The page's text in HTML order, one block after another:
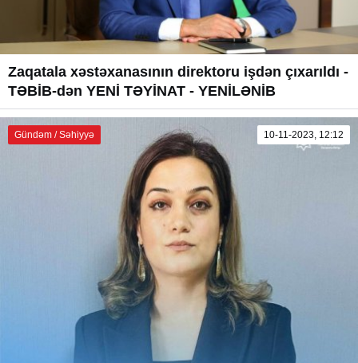
Zaqatala xəstəxanasının direktoru işdən çıxarıldı -
TƏBİB-dən YENİ TƏYİNAT - YENİLƏNİB
Gündəm / Səhiyyə 10-11-2023, 12:12